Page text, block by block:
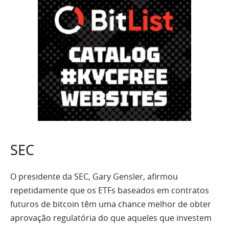
SEC
O presidente da SEC, Gary Gensler, afirmou
repetidamente que os ETFs baseados em contratos
futuros de bitcoin têm uma chance melhor de obter
aprovação regulatória do que aqueles que investem